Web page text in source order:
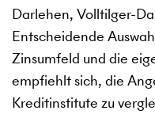
Darlehen, Volltilger-
Entscheidende
Zinsumfeld und die
empfiehlt sich, die
Kreditinstitute zu